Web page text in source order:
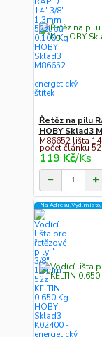
Řetěz na pilu
HOBY Sklad3
M86652 lišta
počet článku
119 Kč/Ks
Na